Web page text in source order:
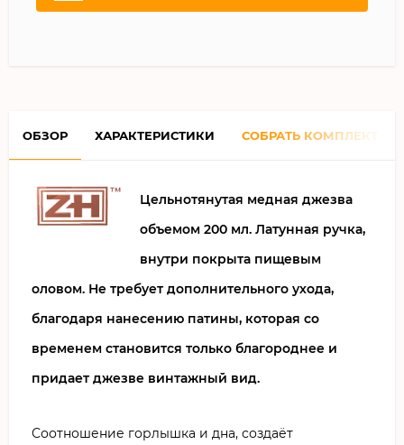
ОБЗОР ХАРАКТЕРИСТИКИ СОБРАТЬ КОМПЛЕКТ
Цельнотянутая медная джезва
объемом 200 мл. Латунная ручка,
внутри покрыта пищевым
оловом. Не требует дополнительного ухода,
благодаря нанесению патины, которая со
временем становится только благороднее и
придает джезве винтажный вид.
Соотношение горлышка и дна, создаёт